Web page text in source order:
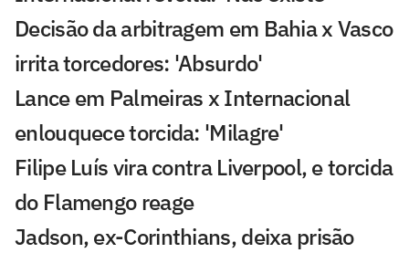
Decisão da arbitragem em Bahia x Vasco
irrita torcedores: 'Absurdo'
Lance em Palmeiras x Internacional
enlouquece torcida: 'Milagre'
Filipe Luís vira contra Liverpool, e torcida
do Flamengo reage
Jadson, ex-Corinthians, deixa prisão